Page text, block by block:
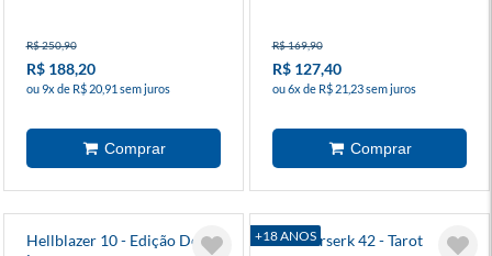
R$ 250,90
R$ 188,20
ou 9x de R$ 20,91 sem juros
R$ 169,90
R$ 127,40
ou 6x de R$ 21,23 sem juros
Hellblazer 10 - Edição De
+18 ANOS
Box Berserk 42 - Tarot